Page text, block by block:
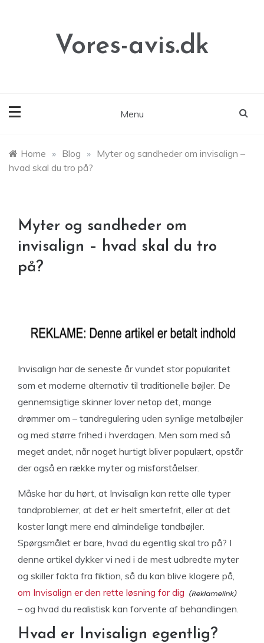
Vores-avis.dk
Menu
Home » Blog » Myter og sandheder om invisalign –
hvad skal du tro på?
Myter og sandheder om
invisalign – hvad skal du tro
på?
Invisalign har de seneste år vundet stor popularitet
som et moderne alternativ til traditionelle bøjler. De
gennemsigtige skinner lover netop det, mange
drømmer om – tandregulering uden synlige metalbøjler
og med større frihed i hverdagen. Men som med så
meget andet, når noget hurtigt bliver populært, opstår
der også en række myter og misforståelser.
Måske har du hørt, at Invisalign kan rette alle typer
tandproblemer, at det er helt smertefrit, eller at det
koster langt mere end almindelige tandbøjler.
Spørgsmålet er bare, hvad du egentlig skal tro på? I
denne artikel dykker vi ned i de mest udbredte myter
og skiller fakta fra fiktion, så du kan blive klogere på,
om Invisalign er den rette løsning for dig
– og hvad du realistisk kan forvente af behandlingen.
Hvad er Invisalign egentlig?